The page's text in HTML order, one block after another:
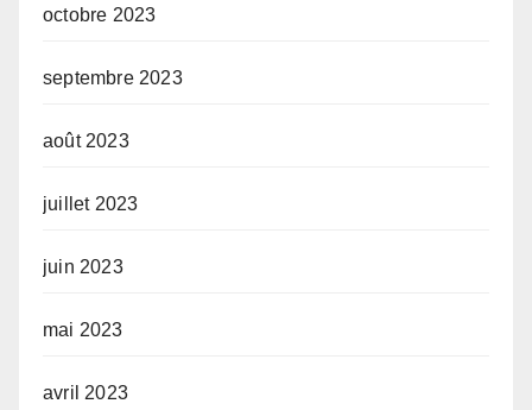
octobre 2023
septembre 2023
août 2023
juillet 2023
juin 2023
mai 2023
avril 2023